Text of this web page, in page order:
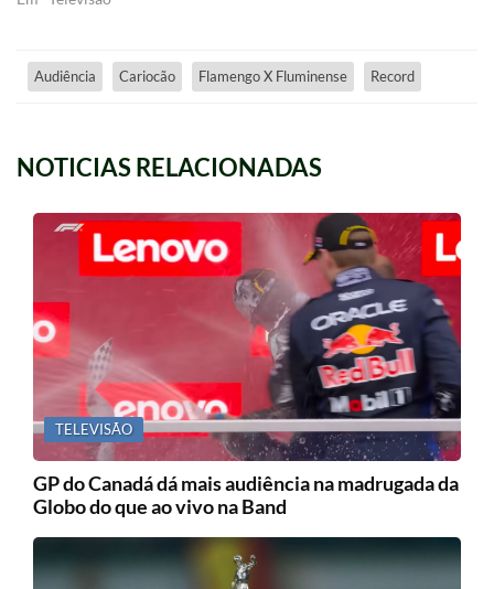
Audiência Cariocão Flamengo X Fluminense Record
NOTICIAS RELACIONADAS
TELEVISÃO
GP do Canadá dá mais audiência na madrugada da
Globo do que ao vivo na Band